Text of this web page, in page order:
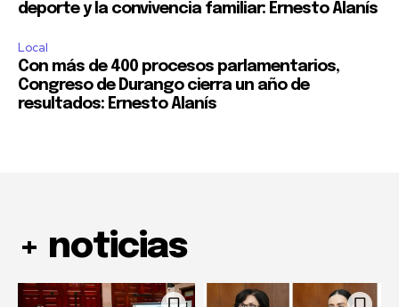
deporte y la convivencia familiar: Ernesto Alanís
Local
Con más de 400 procesos parlamentarios,
Congreso de Durango cierra un año de
resultados: Ernesto Alanís
+ noticias